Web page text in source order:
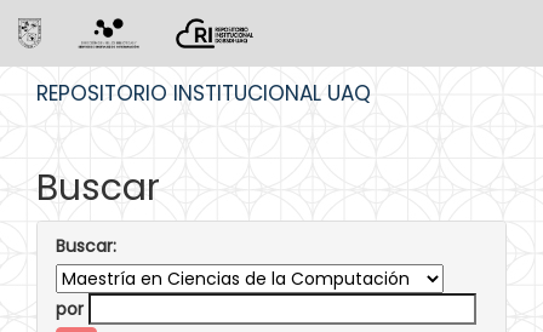
REPOSITORIO INSTITUCIONAL UAQ
Buscar
Buscar:
por